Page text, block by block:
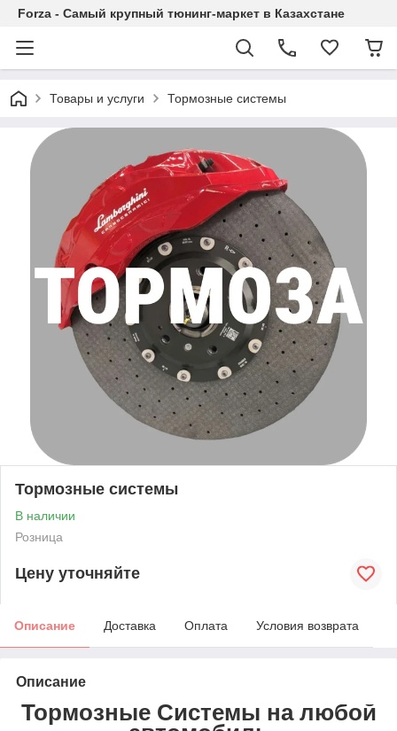
Forza - Самый крупный тюнинг-маркет в Казахстане
Товары и услуги Тормозные системы
Тормозные системы
В наличии
Розница
Цену уточняйте
Описание Доставка Оплата Условия возврата
Описание
Тормозные Системы на любой